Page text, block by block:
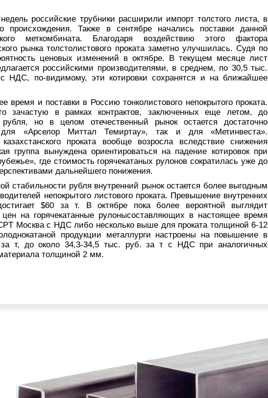
российские трубники расширили импорт толстого листа, в
происхождения. Также в сентябре начались поставки данной
меткомбината. Благодаря воздействию этого фактора
рынка толстолистового проката заметно улучшилась. Судя по
ценовых изменений в октябре. В текущем месяце лист
российскими производителями, в среднем, по 30,5 тыс.
НДС, по-видимому, эти котировки сохранятся и на ближайшее
время и поставки в Россию тонколистового непокрытого проката.
зачастую в рамках контрактов, заключенных еще летом, до
рубля, но в целом отечественный рынок остается достаточно
для «Арселор Миттал Темиртау», так и для «Метинвеста».
казахстанского проката вообще возросла вследствие снижения
группа вынуждена ориентироваться на падение котировок при
где стоимость горячекатаных рулонов сократилась уже до
дальнейшего понижения.
стабильности рубля внутренний рынок остается более выгодным
непокрытого листового проката. Превышение внутренних
$60 за т. В октябре пока более вероятной выглядит
цен на горячекатанные рулонысоставляющих в настоящее время
Москва с НДС либо несколько выше для проката толщиной 6-12
продукции металлурги настроены на повышение в
за т, до около 34,3-34,5 тыс. руб. за т с НДС при аналогичных
толщиной 2 мм.